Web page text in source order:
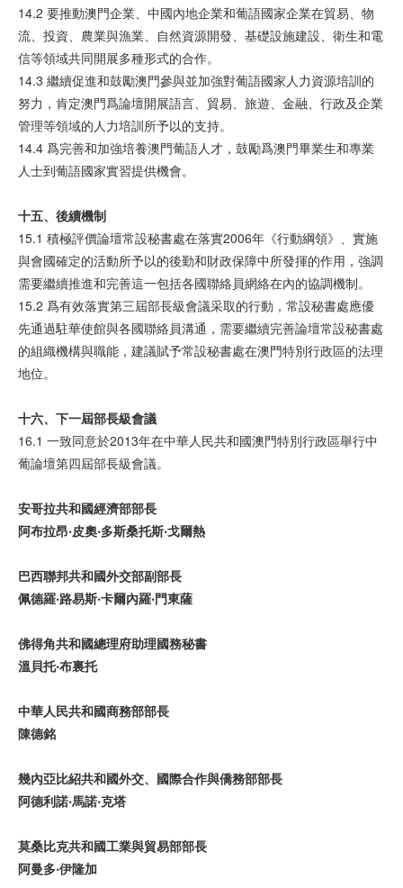
14.2 要推動澳門企業、中國內地企業和葡語國家企業在貿易、物
流、投資、農業與漁業、自然資源開發、基礎設施建設、衛生和電
信等領域共同開展多種形式的合作。
14.3 繼續促進和鼓勵澳門參與並加強對葡語國家人力資源培訓的
努力，肯定澳門爲論壇開展語言、貿易、旅遊、金融、行政及企業
管理等領域的人力培訓所予以的支持。
14.4 爲完善和加強培養澳門葡語人才，鼓勵爲澳門畢業生和專業
人士到葡語國家實習提供機會。
十五、後續機制
15.1 積極評價論壇常設秘書處在落實2006年《行動綱領》、實施
與會國確定的活動所予以的後勤和財政保障中所發揮的作用，強調
需要繼續推進和完善這一包括各國聯絡員網絡在內的協調機制。
15.2 爲有效落實第三屆部長級會議采取的行動，常設秘書處應優
先通過駐華使館與各國聯絡員溝通，需要繼續完善論壇常設秘書處
的組織機構與職能，建議賦予常設秘書處在澳門特別行政區的法理
地位。
十六、下一屆部長級會議
16.1 一致同意於2013年在中華人民共和國澳門特別行政區舉行中
葡論壇第四屆部長級會議。
安哥拉共和國經濟部部長
阿布拉昂‧皮奧‧多斯桑托斯‧戈爾熱
巴西聯邦共和國外交部副部長
佩德羅‧路易斯‧卡爾內羅‧門東薩
佛得角共和國總理府助理國務秘書
溫貝托‧布裏托
中華人民共和國商務部部長
陳德銘
幾內亞比紹共和國外交、國際合作與僑務部部長
阿德利諾‧馬諾‧克塔
莫桑比克共和國工業與貿易部部長
阿曼多‧伊隆加